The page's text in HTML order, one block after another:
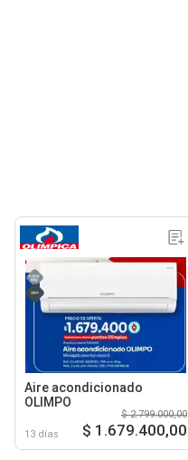
Aire acondicionado
OLIMPO
13 días
$ 2.799.000,00
$ 1.679.400,00